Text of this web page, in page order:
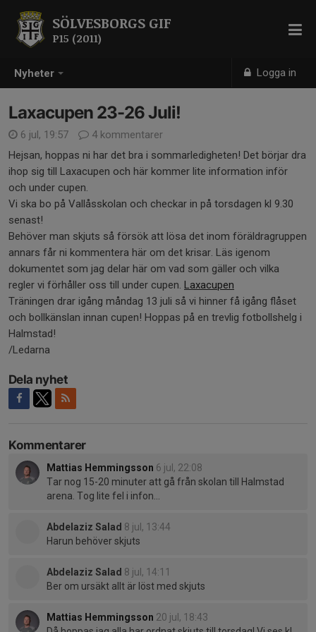
Nyheter Logga in
SÖLVESBORGS GIF
P15 (2011)
Laxacupen 23-26 Juli!
6 jul, 19:57
4 kommentarer
Hejsan, hoppas ni har det bra i sommarledigheten! Det börjar dra
ihop sig till Laxacupen och här kommer lite information inför
och under cupen.
Vi ska bo på Vallåsskolan och checkar in på torsdagen kl 9.30
senast!
Behöver man skjuts så försök att lösa det inom föräldragruppen
annars får ni kommentera här om det krisar. Läs igenom
dokumentet som jag delar här om vad som gäller och vilka
regler vi förhåller oss till under cupen. Laxacupen
Träningen drar igång måndag 13 juli så vi hinner få igång flåset
och bollkänslan innan cupen! Hoppas på en trevlig fotbollshelg i
Halmstad!
/Ledarna
Dela nyhet
Kommentarer
Mattias Hemmingsson 6 jul, 22:08
Tar nog 15-20 minuter att gå från skolan till Halmstad
arena. Tog lite fel i infon...
Abdelaziz Salad 8 jul, 13:44
Harun behöver skjuts
Abdelaziz Salad 8 jul, 14:11
Ber om ursäkt allt är löst med skjuts
Mattias Hemmingsson 20 jul, 18:43